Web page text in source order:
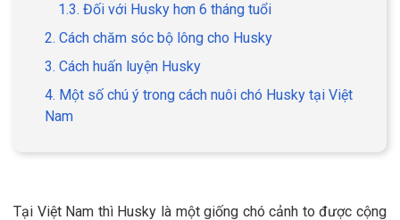
GIỚI THIỆU
DỊCH VỤ
1.3. Đối với Husky hơn 6 tháng tuổi
2. Cách chăm sóc bộ lông cho Husky
3. Cách huấn luyện Husky
4. Một số chú ý trong cách nuôi chó Husky tại Việt
Nam
Tại Việt Nam thì Husky là một giống chó cảnh to được cộng